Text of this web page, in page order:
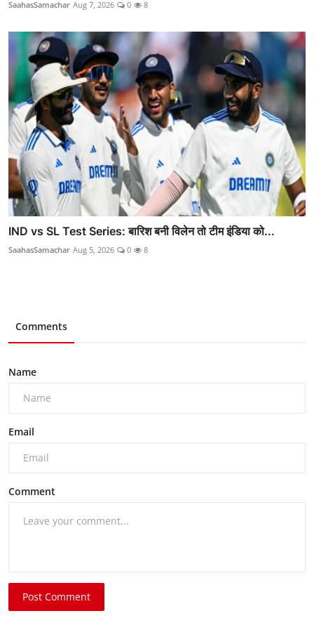
SaahasSamachar Aug 7, 2026 0 8
IND vs SL Test Series: बारिश बनी विलेन तो टीम इंडिया को...
SaahasSamachar Aug 5, 2026 0 8
Comments
Name
Email
Comment
Post Comment